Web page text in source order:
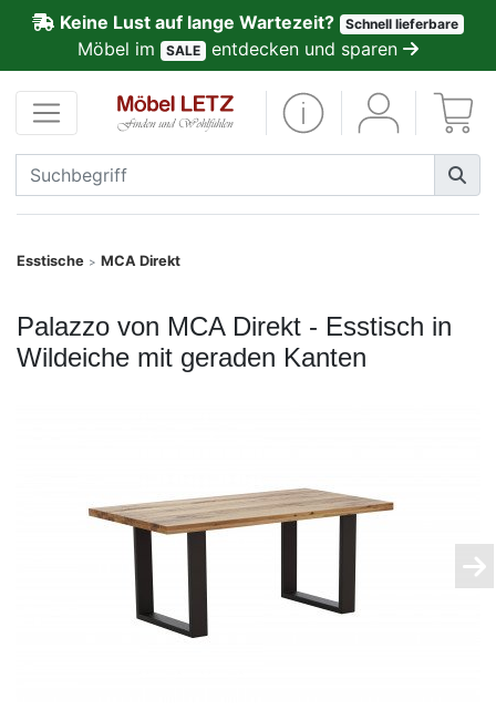
Keine Lust auf lange Wartezeit? Schnell lieferbare
Möbel im SALE entdecken und sparen
Esstische > MCA Direkt
Palazzo von MCA Direkt - Esstisch in
Wildeiche mit geraden Kanten
Kundenmeinungen
Anmelden
PREMIUM
Schnell
SALE
Konfigurator
Finanzierung